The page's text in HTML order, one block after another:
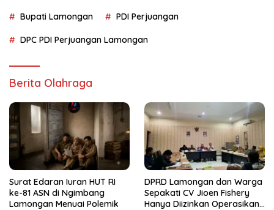
Bupati Lamongan PDI Perjuangan
DPC PDI Perjuangan Lamongan
Berita Olahraga
Surat Edaran Iuran HUT RI
ke-81 ASN di Ngimbang
Lamongan Menuai Polemik
DPRD Lamongan dan Warga
Sepakati CV Jioen Fishery
Hanya Diizinkan Operasikan